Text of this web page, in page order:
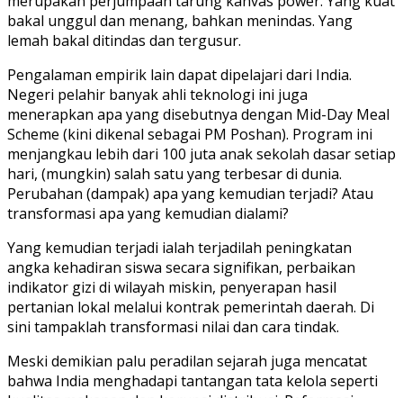
bakal unggul dan menang, bahkan menindas. Yang
lemah bakal ditindas dan tergusur.
Pengalaman empirik lain dapat dipelajari dari India.
Negeri pelahir banyak ahli teknologi ini juga
menerapkan apa yang disebutnya dengan Mid-Day Meal
Scheme (kini dikenal sebagai PM Poshan). Program ini
menjangkau lebih dari 100 juta anak sekolah dasar setiap
hari, (mungkin) salah satu yang terbesar di dunia.
Perubahan (dampak) apa yang kemudian terjadi? Atau
transformasi apa yang kemudian dialami?
Yang kemudian terjadi ialah terjadilah peningkatan
angka kehadiran siswa secara signifikan, perbaikan
indikator gizi di wilayah miskin, penyerapan hasil
pertanian lokal melalui kontrak pemerintah daerah. Di
sini tampaklah transformasi nilai dan cara tindak.
Meski demikian palu peradilan sejarah juga mencatat
bahwa India menghadapi tantangan tata kelola seperti